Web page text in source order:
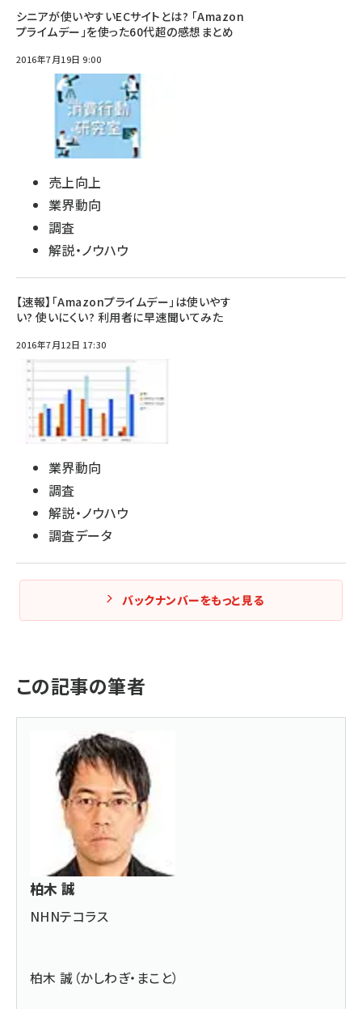
シニアが使いやすいECサイトとは? 「Amazon
プライムデー」を使った60代超の感想まとめ
2016年7月19日 9:00
売上向上
業界動向
調査
解説・ノウハウ
【速報】「Amazonプライムデー」は使いやす
い? 使いにくい? 利用者に早速聞いてみた
2016年7月12日 17:30
業界動向
調査
解説・ノウハウ
調査データ
バックナンバーをもっと見る
この記事の筆者
柏木 誠
NHNテコラス
柏木 誠（かしわぎ・まこと）